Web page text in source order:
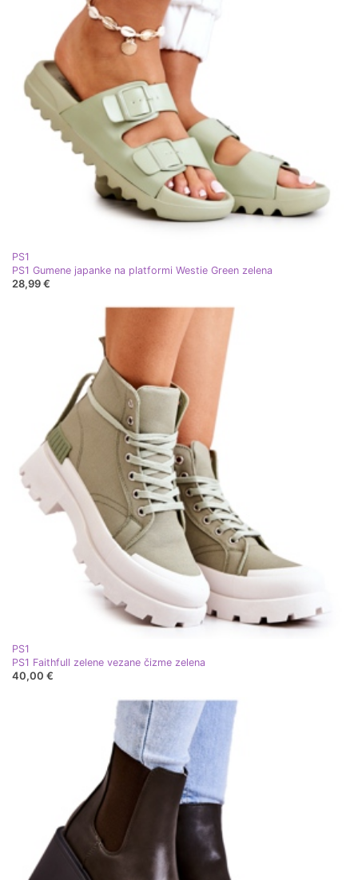
PS1
PS1 Gumene japanke na platformi Westie Green zelena
28,99 €
PS1
PS1 Faithfull zelene vezane čizme zelena
40,00 €